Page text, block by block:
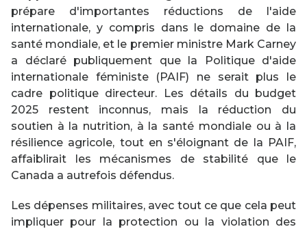
prépare d'importantes réductions de l'aide
internationale, y compris dans le domaine de la
santé mondiale, et le premier ministre Mark Carney
a déclaré publiquement que la Politique d'aide
internationale féministe (PAIF) ne serait plus le
cadre politique directeur. Les détails du budget
2025 restent inconnus, mais la réduction du
soutien à la nutrition, à la santé mondiale ou à la
résilience agricole, tout en s'éloignant de la PAIF,
affaiblirait les mécanismes de stabilité que le
Canada a autrefois défendus.
Les dépenses militaires, avec tout ce que cela peut
impliquer pour la protection ou la violation des